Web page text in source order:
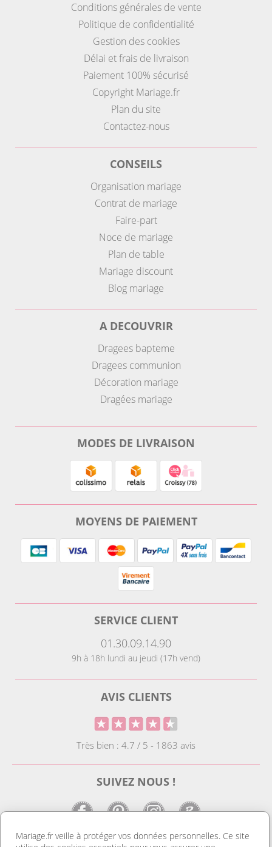
Conditions générales de vente
Politique de confidentialité
Gestion des cookies
Délai et frais de livraison
Paiement 100% sécurisé
Copyright Mariage.fr
Plan du site
Contactez-nous
CONSEILS
Organisation mariage
Contrat de mariage
Faire-part
Noce de mariage
Plan de table
Mariage discount
Blog mariage
A DECOUVRIR
Dragees bapteme
Dragees communion
Décoration mariage
Dragées mariage
MODES DE LIVRAISON
MOYENS DE PAIEMENT
SERVICE CLIENT
01.30.09.14.90
9h à 18h lundi au jeudi (17h vend)
AVIS CLIENTS
Très bien : 4.7 / 5 - 1863 avis
SUIVEZ NOUS !
Mariage.fr veille à protéger vos données personnelles. Ce site